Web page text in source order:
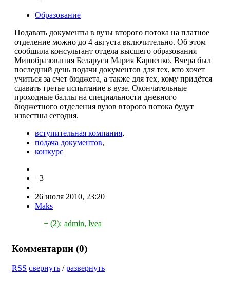
Образование
Подавать документы в вузы второго потока на платное
отделение можно до 4 августа включительно. Об этом
сообщила консультант отдела высшего образования
Минобразования Беларуси Мария Карпенко. Вчера был
последний день подачи документов для тех, кто хочет
учиться за счет бюджета, а также для тех, кому придётся
сдавать третье испытание в вузе. Окончательные
проходные баллы на специальности дневного
бюджетного отделения вузов второго потока будут
известны сегодня.
вступительная компания,
подача документов,
конкурс
+3
26 июля 2010, 23:20
Maks
+ (2): admin, lvea
Комментарии (0)
RSS свернуть /развернуть